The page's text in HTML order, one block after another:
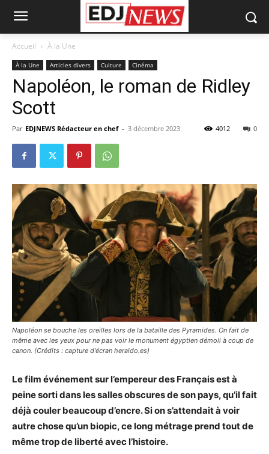
Accueil À la Une
À la Une Articles divers Culture Cinéma
Napoléon, le roman de Ridley
Scott
Par EDJNEWS Rédacteur en chef - 3 décembre 2023 0
4012
Napoléon se bouche les oreilles lors de la bataille des Pyramides. On fait de
même avec les yeux pour ne pas voir le monument égyptien démoli à coup de
canon. (Crédits : capture d'écran heraldo.es)
Le film événement sur l’empereur des Français est à
peine sorti dans les salles obscures de son pays, qu’il fait
déjà couler beaucoup d’encre. Si on s’attendait à voir
autre chose qu’un biopic, ce long métrage prend tout de
même trop de liberté avec l’histoire.